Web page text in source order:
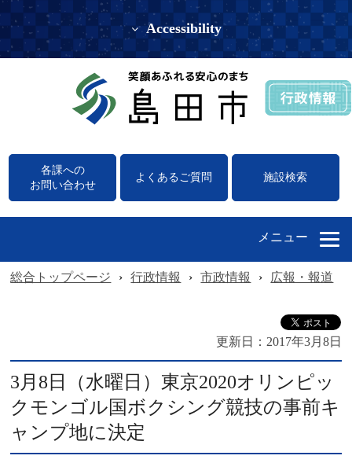
Accessibility
各課への
お問い合わせ
よくあるご質問 施設検索
メニュー
総合トップページ › 行政情報 › 市政情報 › 広報・報道
更新日： 2017年3月8日
3月8日（水曜日）東京2020オリンピッ
クモンゴル国ボクシング競技の事前キ
ャンプ地に決定